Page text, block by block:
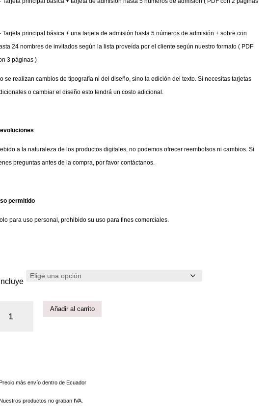
Tarjeta principal básica + una tarjeta de admisión hasta 5 números de admisión + sobre con
24 nombres de invitados según la lista proveída por el cliente según nuestro formato ( PDF
3 páginas )
se realizan cambios de tipografía ni del diseño, sino la edición del texto. Si necesitas tarjetas
o cambiar el diseño esto tendrá un costo adicional.
a la naturaleza de los productos digitales, no podemos ofrecer reembolsos ni cambios. Si
preguntas antes de la compra, por favor contáctanos.
permitido
para uso personal, prohibido su uso para fines comerciales.
Incluye
Añadir al carrito
más envío dentro de Ecuador
productos no graban IVA.